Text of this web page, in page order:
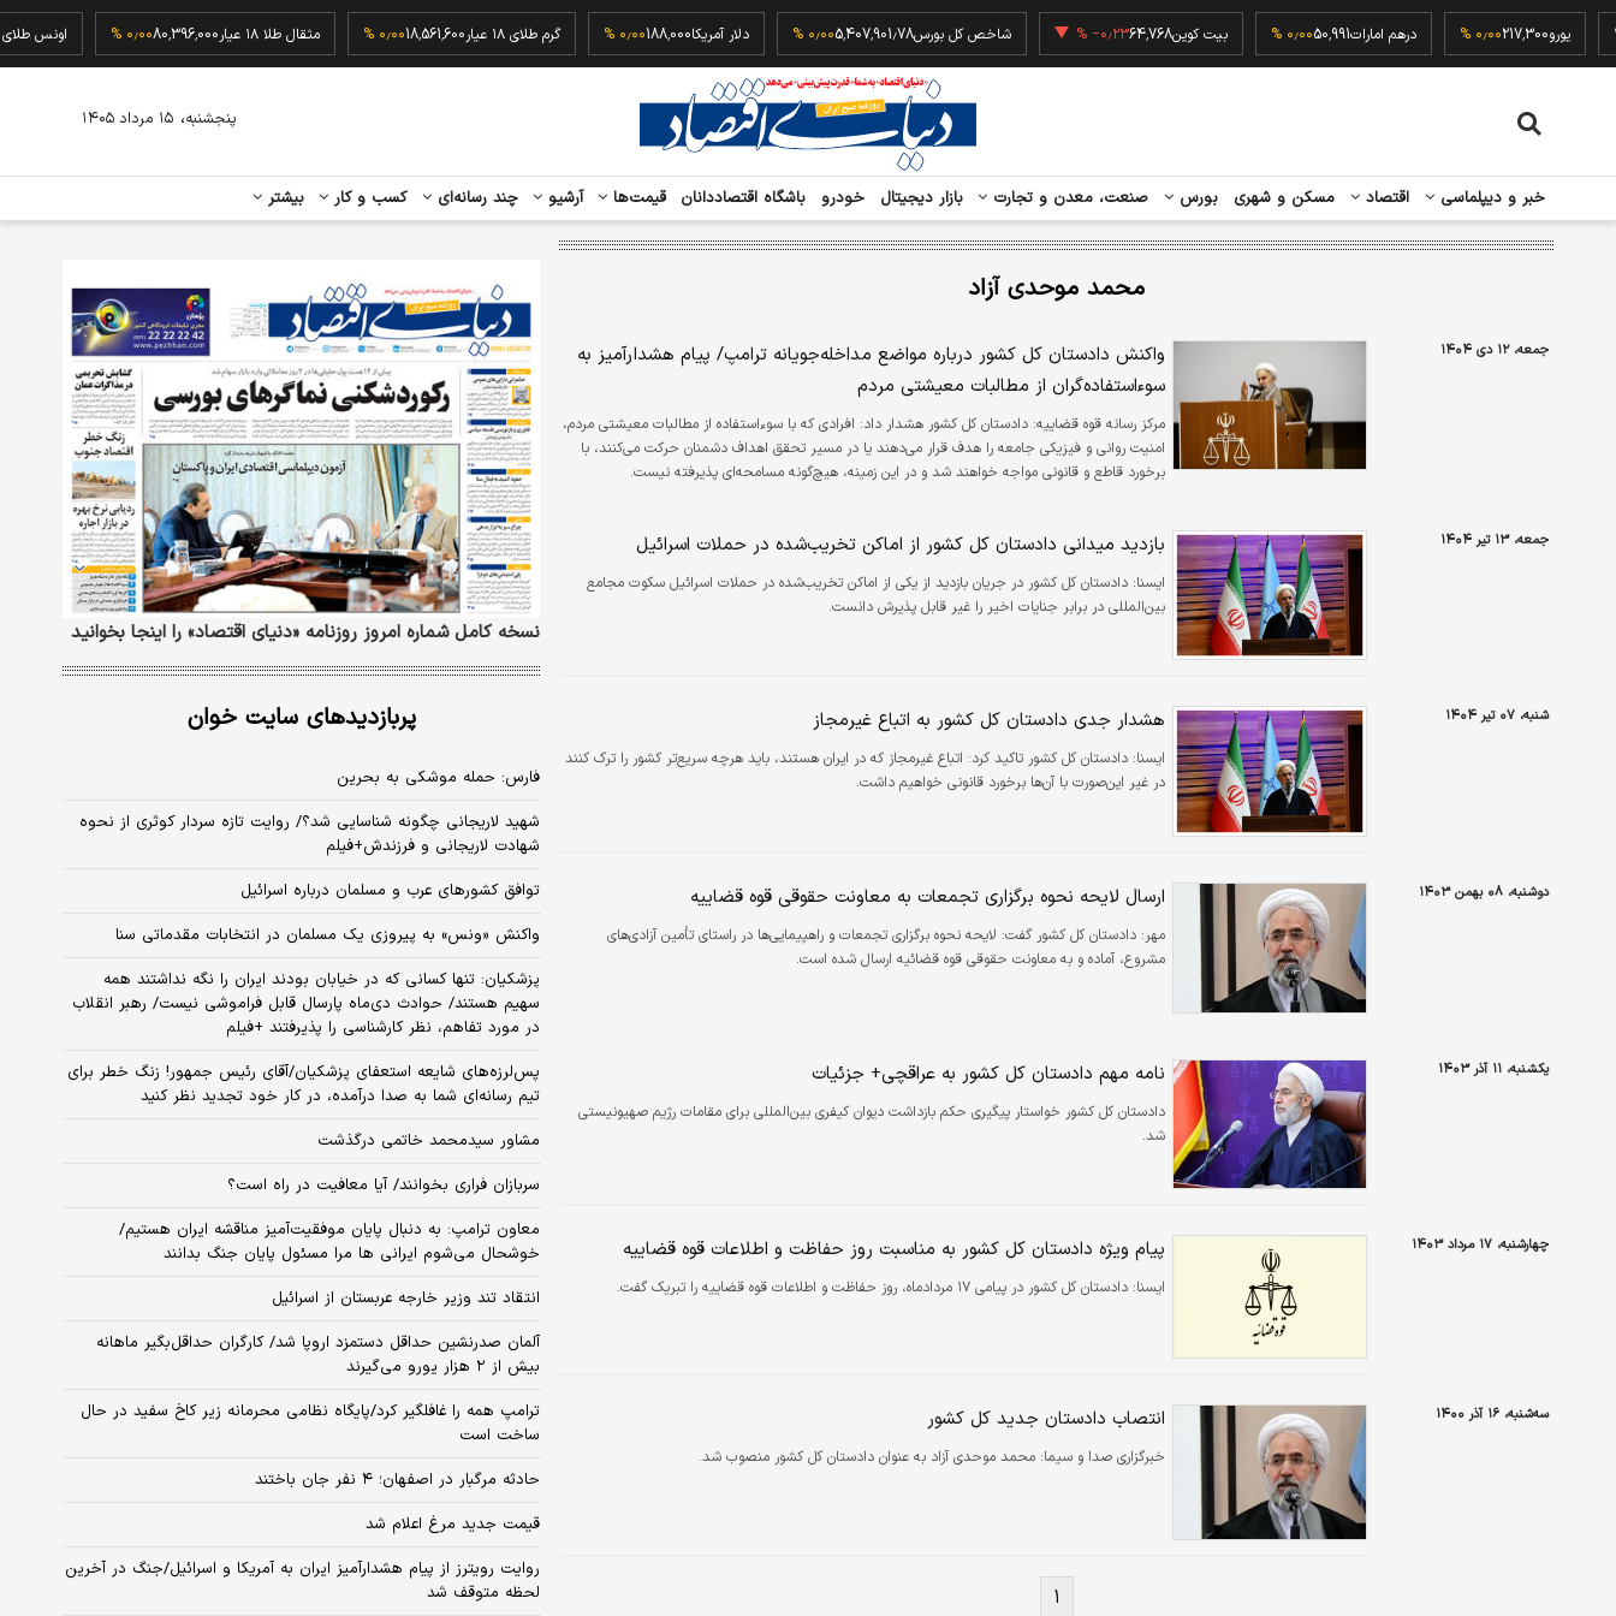
% یورو217,300۰٫۰۰ % درهم امارات50,991۰٫۰۰ % بیت کوین64,768 ‎−۰٫۲۳ % شاخص کل بورس5,407,901.78۰٫۰۰ % دلار آمریکا188,000۰٫۰۰ % گرم طلای ۱۸ عیار 18,561,600۰٫۰۰ % مثقال طلا ۱۸ عیار 80,396,000۰٫۰۰ %
خبر و دیپلماسی اقتصاد مسکن و شهری بورس صنعت، معدن و تجارت بازار دیجیتال خودرو باشگاه اقتصاددانان قیمت‌ها آرشیو چند رسانه‌ای کسب و کار بیشتر
پنجشنبه، ۱۵ مرداد ۱۴۰۵
محمد موحدی آزاد
جمعه، ۱۲ دی ۱۴۰۴
واکنش دادستان کل کشور درباره مواضع مداخله‌جویانه ترامپ/ پیام هشدارآمیز به
سوء‌استفاده‌گران از مطالبات معیشتی مردم
مرکز رسانه قوه قضاییه: دادستان کل کشور هشدار داد: افرادی که با سوء‌استفاده از مطالبات معیشتی مردم،
امنیت روانی و فیزیکی جامعه را هدف قرار می‌دهند یا در مسیر تحقق اهداف دشمنان حرکت می‌کنند، با
برخورد قاطع و قانونی مواجه خواهند شد و در این زمینه، هیچ‌گونه مسامحه‌ای پذیرفته نیست.
جمعه، ۱۳ تیر ۱۴۰۴ بازدید میدانی دادستان کل کشور از اماکن تخریب‌شده در حملات اسرائیل
ايسنا: دادستان کل کشور در جریان بازدید از یکی از اماکن تخریب‌شده در حملات اسرائیل سکوت مجامع
بین‌المللی در برابر جنایات اخیر را غیر قابل پذیرش دانست.
شنبه، ۰۷ تیر ۱۴۰۴ هشدار جدی دادستان کل کشور به اتباع غیرمجاز
ايسنا: دادستان کل کشور تاکید کرد: اتباع غیرمجاز که در ایران هستند، باید هرچه سریع‌تر کشور را ترک کنند
در غیر این‌صورت با آن‌ها برخورد قانونی خواهیم داشت.
دوشنبه، ۰۸ بهمن ۱۴۰۳ ارسال لایحه نحوه برگزاری تجمعات به معاونت حقوقی قوه قضاییه
مهر: دادستان کل کشور گفت: لایحه نحوه برگزاری تجمعات و راهپیمایی‌ها در راستای تأمین آزادی‌های
مشروع، آماده و به معاونت حقوقی قوه قضائیه ارسال شده است.
یکشنبه، ۱۱ آذر ۱۴۰۳ نامه مهم دادستان کل کشور به عراقچی+ جزئیات
دادستان کل کشور خواستار پیگیری حکم بازداشت دیوان کیفری بین‌المللی برای مقامات رژیم صهیونیستی
شد.
چهارشنبه، ۱۷ مرداد ۱۴۰۳ پیام ویژه دادستان کل کشور به مناسبت روز حفاظت و اطلاعات قوه قضاییه
ایسنا: دادستان کل کشور در پیامی ۱۷ مردادماه، روز حفاظت و اطلاعات قوه قضاییه را تبریک گفت.
سه‌شنبه، ۱۶ آذر ۱۴۰۰ انتصاب دادستان جدید کل کشور
خبرگزاری صدا و سیما: محمد موحدی آزاد به عنوان دادستان کل کشور منصوب شد.
۱
نسخه کامل شماره امروز روزنامه «دنیای‌ اقتصاد» را اینجا بخوانید
پربازدیدهای سایت خوان
فارس: حمله موشکی به بحرین
شهید لاریجانی چگونه شناسایی شد؟/ روایت تازه سردار کوثری از نحوه
شهادت لاریجانی و فرزندش+فیلم
توافق کشورهای عرب و مسلمان درباره اسرائیل
واکنش «ونس» به پیروزی یک مسلمان در انتخابات مقدماتی سنا
پزشکیان: تنها کسانی که در خیابان بودند ایران را نگه نداشتند همه
سهیم هستند/ حوادث دی‌ماه پارسال قابل فراموشی نیست/ رهبر انقلاب
در مورد تفاهم، نظر کارشناسی را پذیرفتند +فیلم
پس‌لرزه‌های شایعه استعفای پزشکیان/آقای رئیس جمهور! زنگ خطر برای
تیم رسانه‌ای شما به صدا درآمده، در کار خود تجدید نظر کنید
مشاور سیدمحمد خاتمی درگذشت
سربازان فراری بخوانند/ آیا معافیت در راه است؟
معاون ترامپ: به دنبال پایان موفقیت‌آمیز مناقشه ایران هستیم/
خوشحال می‌شوم ایرانی ها مرا مسئول پایان جنگ بدانند
انتقاد تند وزیر خارجه عربستان از اسرائیل
آلمان صدرنشین حداقل دستمزد اروپا شد/ کارگران حداقل‌بگیر ماهانه
بیش از ۲ هزار یورو می‌گیرند
ترامپ همه را غافلگیر کرد/پایگاه نظامی محرمانه زیر کاخ سفید در حال
ساخت است
حادثه مرگبار در اصفهان؛ ۴ نفر جان باختند
قیمت جدید مرغ اعلام شد
روایت رویترز از پیام هشدارآمیز ایران به آمریکا و اسرائیل/جنگ در آخرین
لحظه متوقف شد